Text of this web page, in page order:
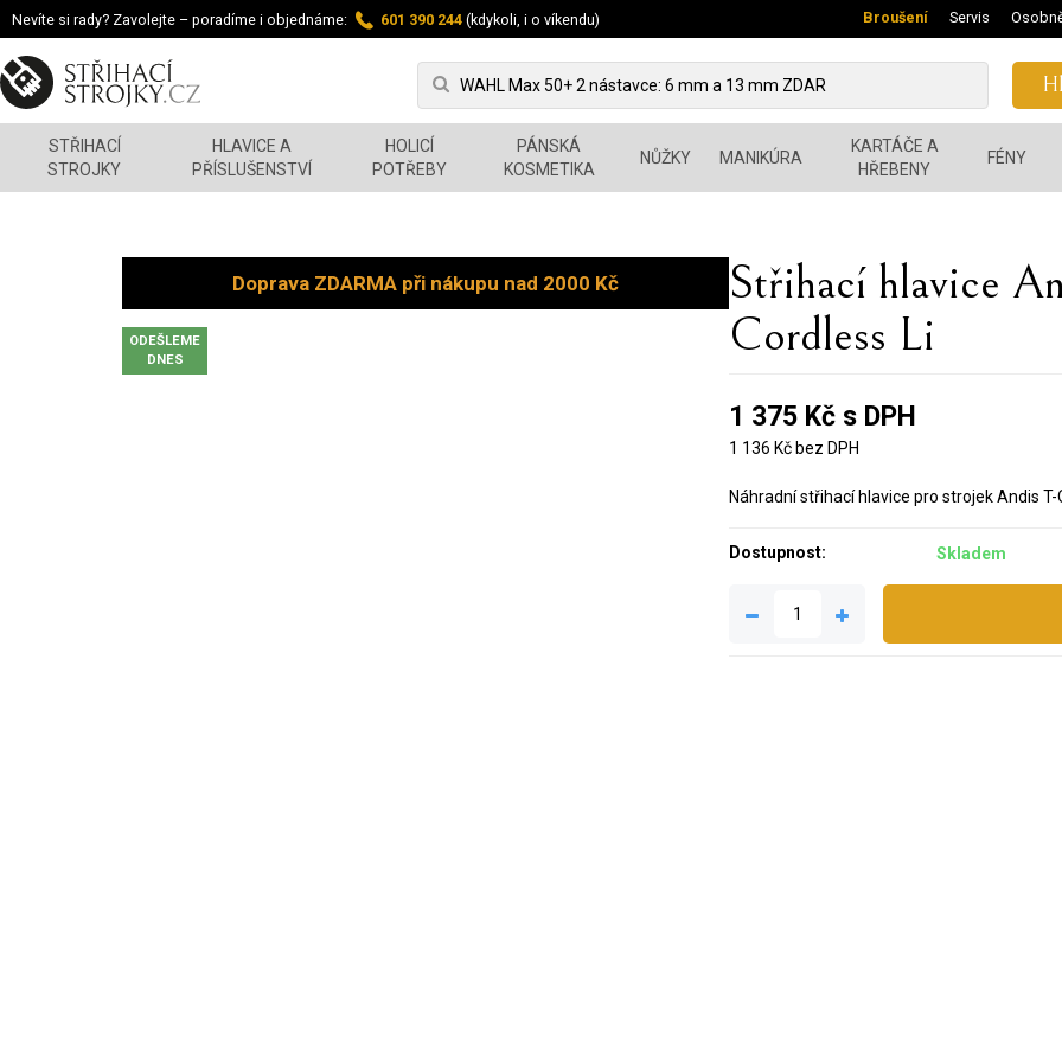
Nevíte si rady? Zavolejte – poradíme i objednáme: 601 390 244 (kdykoli, i o víkendu) Broušení Servis
STŘIHACÍ
STROJKY
HLAVICE A
PŘÍSLUŠENSTVÍ
HOLICÍ
POTŘEBY
PÁNSKÁ
KOSMETIKA
NŮŽKY MANIKÚRA
KARTÁČE A
HŘEBENY
FÉNY
Doprava ZDARMA při nákupu nad 2000 Kč
ODEŠLEME
DNES
Střihací hlavice
Cordless Li
1 375 Kč s DPH
1 136 Kč bez DPH
Náhradní střihací hlavice pro strojek Andis T-
Dostupnost: Skladem